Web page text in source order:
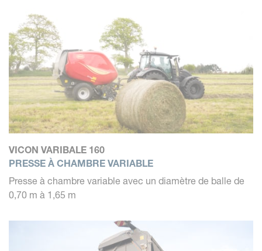
Plus.
VICON VARIBALE 160
PRESSE À CHAMBRE VARIABLE
Presse à chambre variable avec un diamètre de balle de
0,70 m à 1,65 m